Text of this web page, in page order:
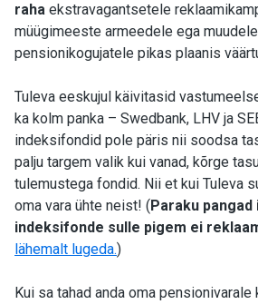
raha ekstravagantsetele
müügimeeste armeedele ega
pensionikogujatele pikas plaanis
Tuleva eeskujul käivitasid
ka kolm panka – Swedbank, LHV ja
indeksifondid pole päris nii soodsa
palju targem valik kui vanad, kõrge
tulemustega fondid. Nii et kui Tuleva
oma vara ühte neist! ( Paraku
indeksifonde sulle pigem ei
lähemalt lugeda.)
Kui sa tahad anda oma pensionivarale